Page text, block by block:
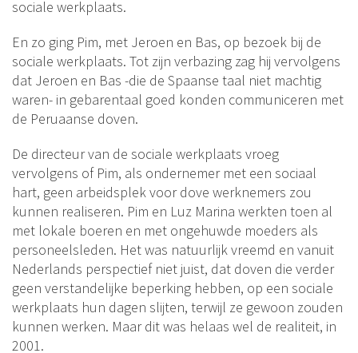
sociale werkplaats.
En zo ging Pim, met Jeroen en Bas, op bezoek bij de
sociale werkplaats. Tot zijn verbazing zag hij vervolgens
dat Jeroen en Bas -die de Spaanse taal niet machtig
waren- in gebarentaal goed konden communiceren met
de Peruaanse doven.
De directeur van de sociale werkplaats vroeg
vervolgens of Pim, als ondernemer met een sociaal
hart, geen arbeidsplek voor dove werknemers zou
kunnen realiseren. Pim en Luz Marina werkten toen al
met lokale boeren en met ongehuwde moeders als
personeelsleden. Het was natuurlijk vreemd en vanuit
Nederlands perspectief niet juist, dat doven die verder
geen verstandelijke beperking hebben, op een sociale
werkplaats hun dagen slijten, terwijl ze gewoon zouden
kunnen werken. Maar dit was helaas wel de realiteit, in
2001.